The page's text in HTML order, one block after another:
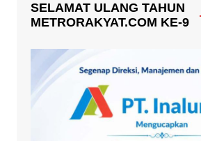
SELAMAT ULANG TAHUN
METRORAKYAT.COM KE-9